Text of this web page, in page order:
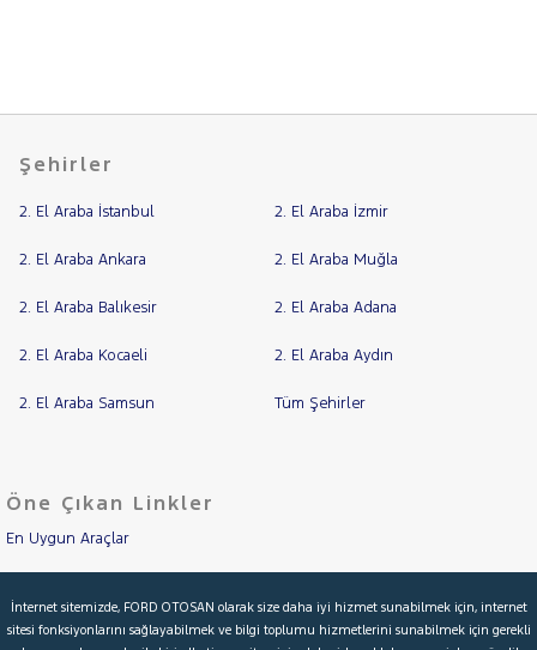
Şehirler
2. El Araba İstanbul 2. El Araba İzmir
2. El Araba Ankara 2. El Araba Muğla
2. El Araba Balıkesir 2. El Araba Adana
2. El Araba Kocaeli 2. El Araba Aydın
2. El Araba Samsun Tüm Şehirler
Öne Çıkan Linkler
En Uygun Araçlar
İkinci El Garanti
İnternet sitemizde, FORD OTOSAN olarak size daha iyi hizmet sunabilmek için, internet
sitesi fonksiyonlarını sağlayabilmek ve bilgi toplumu hizmetlerini sunabilmek için gerekli